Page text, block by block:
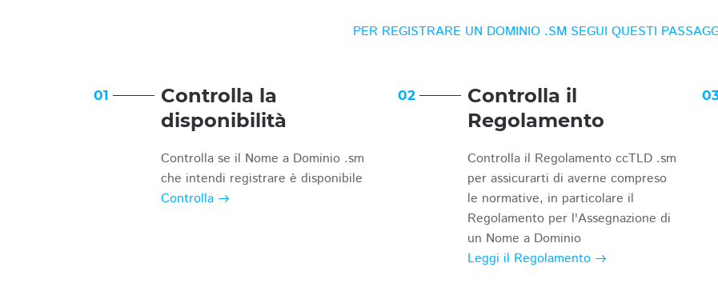
PER REGISTRARE UN DOMINIO .SM SEGUI QUESTI
01
Controlla la
disponibilità
Controlla se il Nome a Dominio .sm
che intendi registrare è disponibile
Controlla
02
Controlla il
Regolamento
Controlla il Regolamento ccTLD .sm
per assicurarti di averne compreso
le normative, in particolare il
Regolamento per l'Assegnazione di
un Nome a Dominio
Leggi il Regolamento